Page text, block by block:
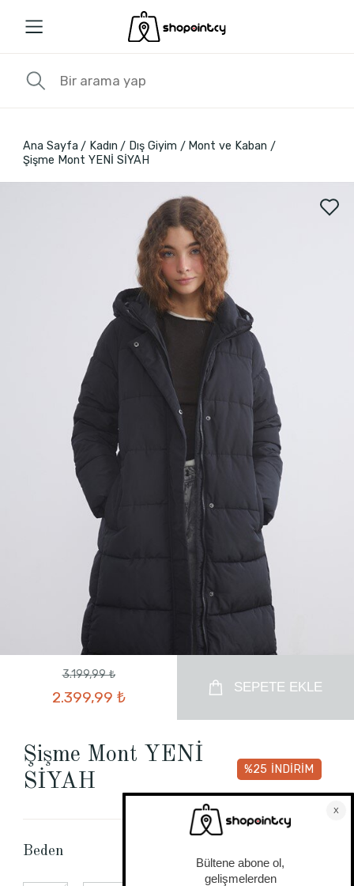
Ana Sayfa Kadın Dış Giyim
Mont ve Kaban
Şişme Mont YENİ SİYAH
3.199,99 ₺
2.399,99 ₺
SEPETE EKLE
Şişme Mont YENİ
SİYAH
%25 İNDİRİM
Beden